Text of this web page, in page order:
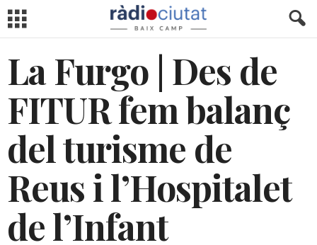
La Furgo | Des de
FITUR fem balanç
del turisme de
Reus i l’Hospitalet
de l’Infant